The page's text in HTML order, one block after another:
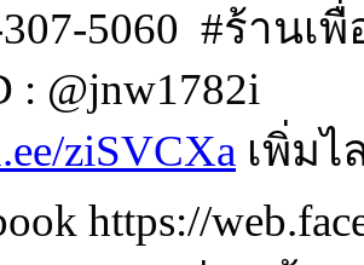
5060  #ร้านเ
: @jnw1782i
ziSVCXa เพิ่ม
https://